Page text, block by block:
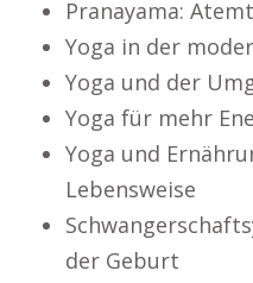
Pranayama:
Yoga in der
Yoga und der
Yoga für mehr
Yoga und
Lebensweise
der Geburt